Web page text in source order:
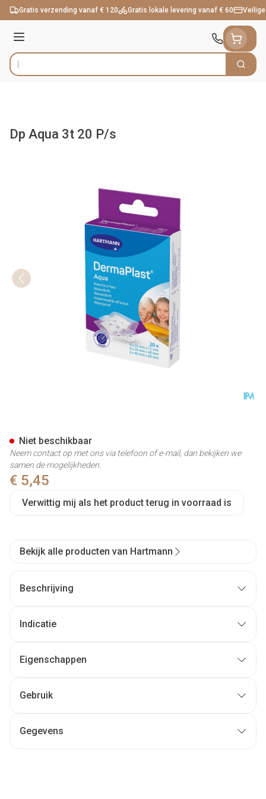
Ga naar de inhoud
Gratis verzending vanaf € 120 Gratis lokale levering vanaf € 60
Menu
Product, merk, categorie... Zoek
Dp Aqua 3t 20 P/s
€ 5,45
Verwittig mij als het product terug in voorraad is
Niet beschikbaar
Neem contact op met ons via telefoon of e-mail, dan bekijken we
samen de mogelijkheden.
Bekijk alle producten van Hartmann
Beschrijving
Indicatie
Eigenschappen
Gebruik
Gegevens